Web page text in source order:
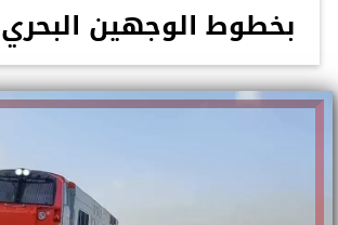
بخطوط الوجهين